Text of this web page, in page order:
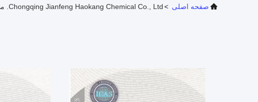
صفحه اصلی >Chongqing Jianfeng Haokang Chemical Co., Ltd. مشخصات شرکت